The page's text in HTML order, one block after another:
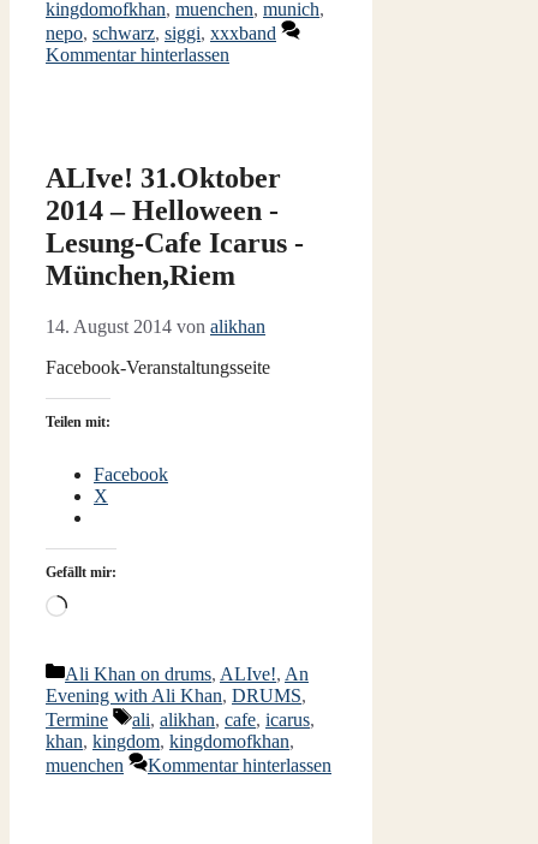
kingdomofkhan, muenchen, munich,
nepo, schwarz, siggi, xxxband
Kommentar hinterlassen
ALIve! 31.Oktober
2014 – Helloween -
Lesung-Cafe Icarus -
München,Riem
14. August 2014 von alikhan
Facebook-Veranstaltungsseite
Teilen mit:
Facebook
X
Gefällt mir:
Wird
Kategorien
Ali Khan on drums, ALIve!, An
Evening with Ali Khan, DRUMS,
Termine
Schlagwörter
ali, alikhan, cafe, icarus,
khan, kingdom, kingdomofkhan,
muenchen
Kommentar hinterlassen